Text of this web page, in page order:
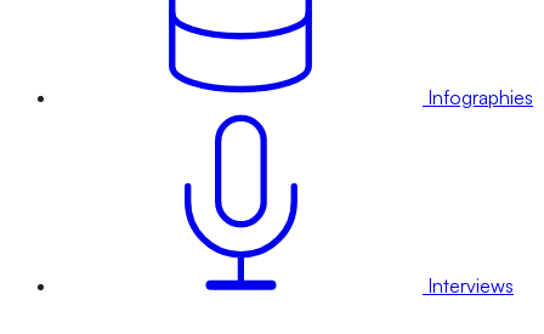
Infographies
Interviews